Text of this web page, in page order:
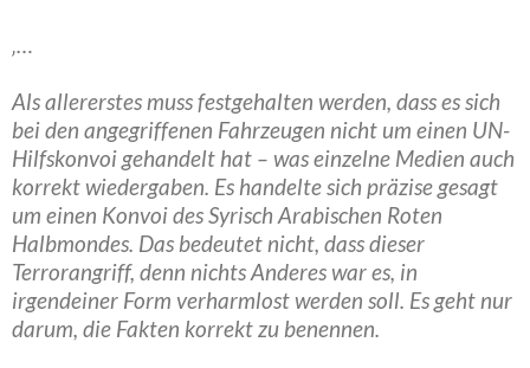
‚…
Als allererstes muss festgehalten werden, dass es sich
bei den angegriffenen Fahrzeugen nicht um einen UN-
Hilfskonvoi gehandelt hat – was einzelne Medien auch
korrekt wiedergaben. Es handelte sich präzise gesagt
um einen Konvoi des Syrisch Arabischen Roten
Halbmondes. Das bedeutet nicht, dass dieser
Terrorangriff, denn nichts Anderes war es, in
irgendeiner Form verharmlost werden soll. Es geht nur
darum, die Fakten korrekt zu benennen.